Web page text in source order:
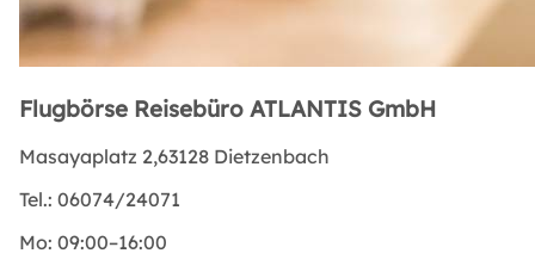
Flugbörse Reisebüro ATLANTIS GmbH
Masayaplatz 2,63128 Dietzenbach
Tel.: 06074/24071
Mo: 09:00–16:00